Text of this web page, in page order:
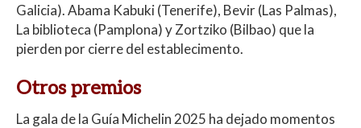
Galicia). Abama Kabuki (Tenerife), Bevir (Las Palmas),
La biblioteca (Pamplona) y Zortziko (Bilbao) que la
pierden por cierre del establecimento.
Otros premios
La gala de la Guía Michelin 2025 ha dejado momentos